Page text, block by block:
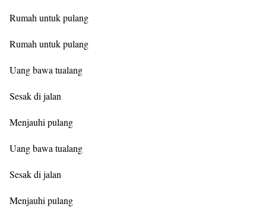
Rumah untuk pulang
Rumah untuk pulang
Uang bawa tualang
Sesak di jalan
Menjauhi pulang
Uang bawa tualang
Sesak di jalan
Menjauhi pulang